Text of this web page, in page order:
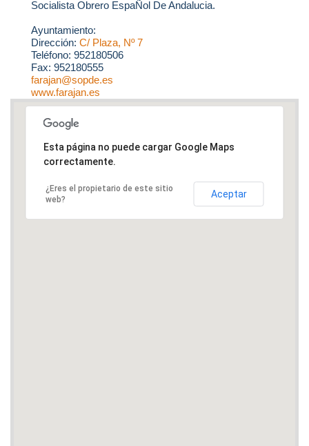
Socialista Obrero EspaÑol De Andalucia.
Ayuntamiento:
Dirección: C/ Plaza, Nº 7
Teléfono: 952180506
Fax: 952180555
farajan@sopde.es
www.farajan.es
Esta página no puede cargar Google Maps
correctamente.
¿Eres el propietario de este sitio
web?
Aceptar